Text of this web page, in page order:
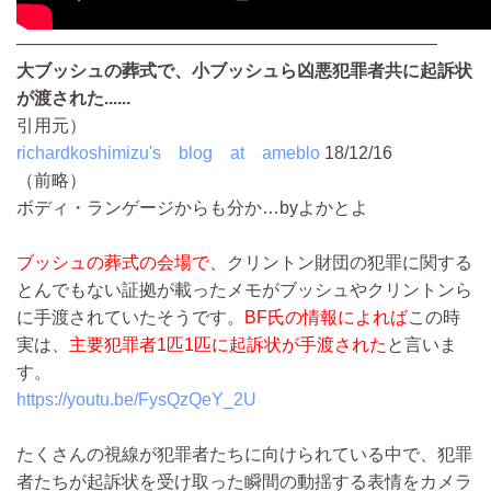
————————————————————————
大ブッシュの葬式で、小ブッシュら凶悪犯罪者共に起訴状
が渡された......
引用元）
richardkoshimizu's blog at ameblo 18/12/16
（前略）
ボディ・ランゲージからも分か…byよかとよ
ブッシュの葬式の会場で、
クリントン財団の犯罪に関する
とんでもない証拠が載ったメモがブッシュやクリントンら
に手渡されていたそうです。
BF氏の情報によればこの時
実は、 主要犯罪者1匹1匹に起訴状が手渡された と言いま
す。
https://youtu.be/FysQzQeY_2U
たくさんの視線が犯罪者たちに向けられている中で、犯罪
者たちが起訴状を受け取った瞬間の動揺する表情をカメラ